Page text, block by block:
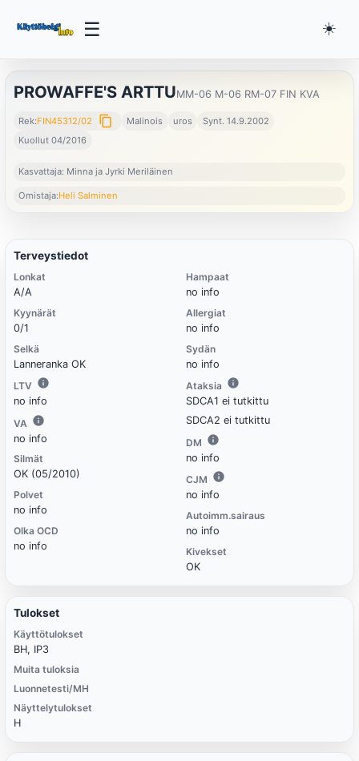
☰ ☀️
PROWAFFE'S ARTTUMM-06 M-06 RM-07 FIN KVA
Rek:FIN45312/02 content_copy Malinois uros
Synt. 14.9.2002
Kuollut 04/2016
Kasvattaja: Minna ja Jyrki Meriläinen
Omistaja:Heli Salminen
Terveystiedot
Lonkat
A/A
Kyynärät
0/1
Selkä
Lanneranka OK
LTV
no info
VA
no info
Silmät
OK (05/2010)
Polvet
no info
Olka OCD
no info
Hampaat
no info
Allergiat
no info
Sydän
no info
Ataksia
SDCA1 ei tutkittu
SDCA2 ei tutkittu
DM
no info
CJM
no info
Autoimm.sairaus
no info
Kivekset
OK
Tulokset
Käyttötulokset
BH, IP3
Muita tuloksia
Luonnetesti/MH
Näyttelytulokset
H